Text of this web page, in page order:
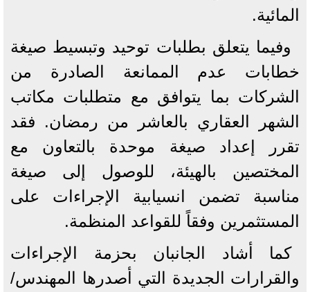
المائية.
وفيما يتعلق بطلبات توحيد وتبسيط صيغة
خطابات عدم الممانعة الصادرة من
الشركات بما يتوافق مع متطلبات مكاتب
الشهر العقاري بالعاشر من رمضان. فقد
تقرر إعداد صيغة موحدة بالتعاون مع
المختصين بالهيئة، للوصول إلى صيغة
مناسبة تضمن انسيابية الإجراءات على
المستثمرين وفقاً للقواعد المنظمة.
كما أشاد الجانبان بحزمة الإجراءات
والقرارات الجديدة التي أصدرها المهندس/